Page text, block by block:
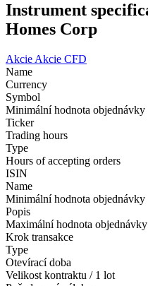
Instrument
Homes Corp
Akcie Akcie CFD
Name
Currency
Symbol
Minimální hodnota objednávky
Ticker
Trading hours
Type
Hours of accepting orders
ISIN
Name
Minimální hodnota objednávky
Popis
Maximální hodnota objednávky
Krok transakce
Type
Otevírací doba
Velikost kontraktu / 1 lot